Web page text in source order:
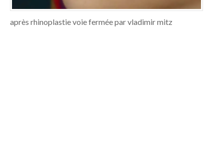
après rhinoplastie voie fermée par vladimir mitz